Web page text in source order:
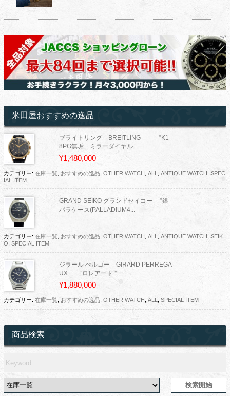
米田屋おすすめの逸品
ブライトリング BREITLING ”K1
8PG無垢 ミラーダイヤル...
¥1,480,000
カテゴリー: 在庫一覧, おすすめの逸品, OTHER WATCH , ALL, ANTIQUE WATCH , SPEC
IAL ITEM
GRAND SEIKO グランドセイコー ”銀
パラケース(PALLADIUM4...
カテゴリー: 在庫一覧, おすすめの逸品, OTHER WATCH , ALL, ANTIQUE WATCH , SEIK
O, SPECIAL ITEM
ジラール ぺルゴー GIRARD PERREGA
UX ”ロレアート ” ...
¥1,880,000
カテゴリー: 在庫一覧, おすすめの逸品, OTHER WATCH ALL SPECIAL ITEM
商品検索